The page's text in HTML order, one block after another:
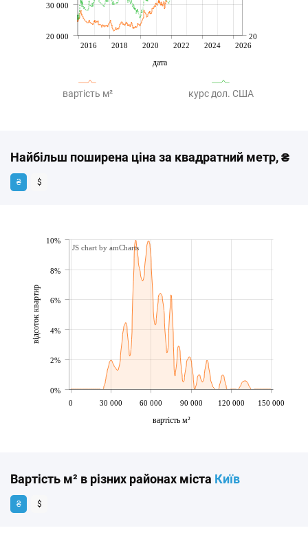
2016 2018 2020 2022 2024 2026
дата
20 000
30 000
20
вартість м² курс дол. США
Найбільш поширена ціна за квадратний метр, ₴
₴ $
0 30 000 60 000 90 000 120 000 150 000
вартість м²
0%
2%
4%
6%
8%
10%
відсоток квартир
JS chart by amCharts
Вартість м² в різних районах міста Київ
₴ $